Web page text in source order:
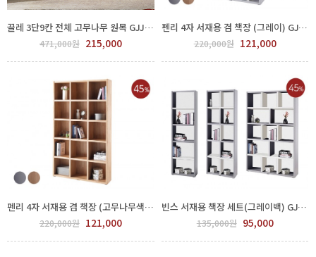
끌레 3단9칸 전체 고무나무 원목 GJJ300-80-2
471,000원 215,000
펜리 4자 서재용 겸 책장 (그레이) GJJ300-86-1
220,000원 121,000
펜리 4자 서재용 겸 책장 (고무나무색상) GJJ300-87-1
220,000원 121,000
빈스 서재용 책장 세트(그레이백) GJJ86-04/05/06
135,000원 95,000